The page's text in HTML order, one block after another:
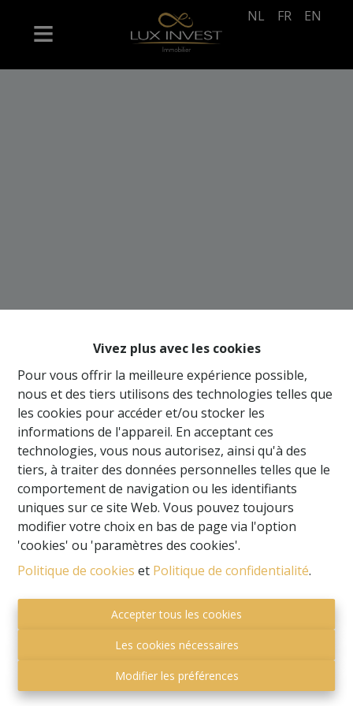
Vivez plus avec les cookies
Pour vous offrir la meilleure expérience possible,
nous et des tiers utilisons des technologies telles que
les cookies pour accéder et/ou stocker les
informations de l'appareil. En acceptant ces
technologies, vous nous autorisez, ainsi qu'à des
tiers, à traiter des données personnelles telles que le
comportement de navigation ou les identifiants
uniques sur ce site Web. Vous pouvez toujours
modifier votre choix en bas de page via l'option
'cookies' ou 'paramètres des cookies'.
Politique de cookies et Politique de confidentialité.
Accepter tous les cookies
Les cookies nécessaires
Modifier les préférences
NL FR EN
Autorité de surveillance:
Institut professionnel des courtiers immobiliers,
Luxemburgstraat 16B 1000 Bruxelles. Sous réserve
Privacy statement-Disclaimer